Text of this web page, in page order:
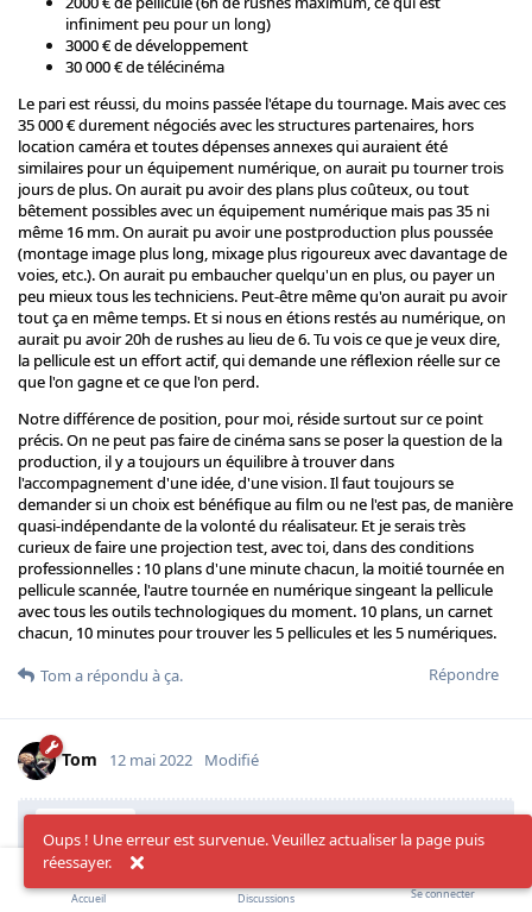
infiniment peu pour un long)
3000 € de développement
30 000 € de télécinéma
Le pari est réussi, du moins passée l'étape du tournage. Mais avec ces
35 000 € durement négociés avec les structures partenaires, hors
location caméra et toutes dépenses annexes qui auraient été
similaires pour un équipement numérique, on aurait pu tourner trois
jours de plus. On aurait pu avoir des plans plus coûteux, ou tout
bêtement possibles avec un équipement numérique mais pas 35 ni
même 16 mm. On aurait pu avoir une postproduction plus poussée
(montage image plus long, mixage plus rigoureux avec davantage de
voies, etc.). On aurait pu embaucher quelqu'un en plus, ou payer un
peu mieux tous les techniciens. Peut-être même qu'on aurait pu avoir
tout ça en même temps. Et si nous en étions restés au numérique, on
aurait pu avoir 20h de rushes au lieu de 6. Tu vois ce que je veux dire,
la pellicule est un effort actif, qui demande une réflexion réelle sur ce
que l'on gagne et ce que l'on perd.
Notre différence de position, pour moi, réside surtout sur ce point
précis. On ne peut pas faire de cinéma sans se poser la question de la
production, il y a toujours un équilibre à trouver dans
l'accompagnement d'une idée, d'une vision. Il faut toujours se
demander si un choix est bénéfique au film ou ne l'est pas, de manière
quasi-indépendante de la volonté du réalisateur. Et je serais très
curieux de faire une projection test, avec toi, dans des conditions
professionnelles : 10 plans d'une minute chacun, la moitié tournée en
pellicule scannée, l'autre tournée en numérique singeant la pellicule
avec tous les outils technologiques du moment. 10 plans, un carnet
chacun, 10 minutes pour trouver les 5 pellicules et les 5 numériques.
Répondre
Tom a répondu à ça.
Tom 12 mai 2022 Modifié
Le pari est réussi, du moins passée l'étape du
tournage. Mais avec ces 35 000 € durement négociés avec les
structures partenaires, hors location caméra et toutes dépenses
annexes qui auraient été similaires pour un équipement
numérique, on aurait pu tourner trois jours de plus. On aurait pu
Oups ! Une erreur est survenue. Veuillez actualiser la page puis
réessayer.
Accueil Discussions Se connecter